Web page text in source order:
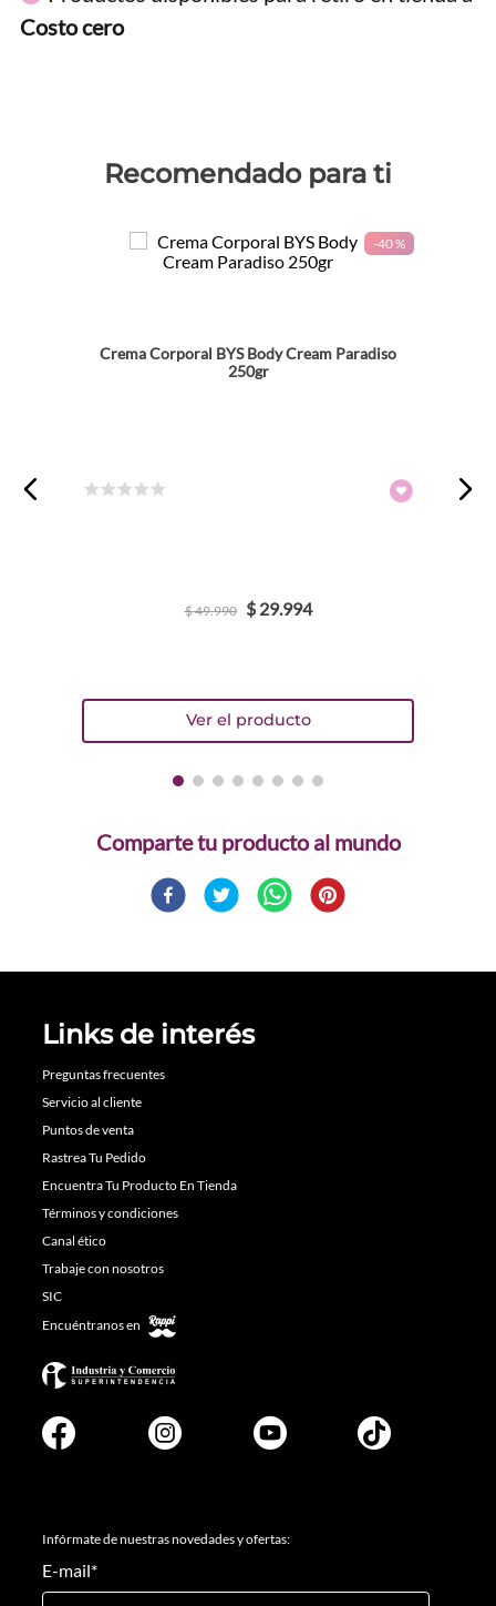
Costo cero
Recomendado para ti
-40 %
Crema Corporal BYS Body Cream Paradiso
250gr
$49.990 $ 29.994
Comparte
Links de interés
Preguntas frecuentes
Servicio al cliente
Puntos de venta
Rastrea Tu Pedido
Encuentra Tu Producto En Tienda
Términos y condiciones
Canal ético
Trabaje con nosotros
SIC
Encuéntranos en
Infórmate de nuestras novedades y ofertas:
E-mail*